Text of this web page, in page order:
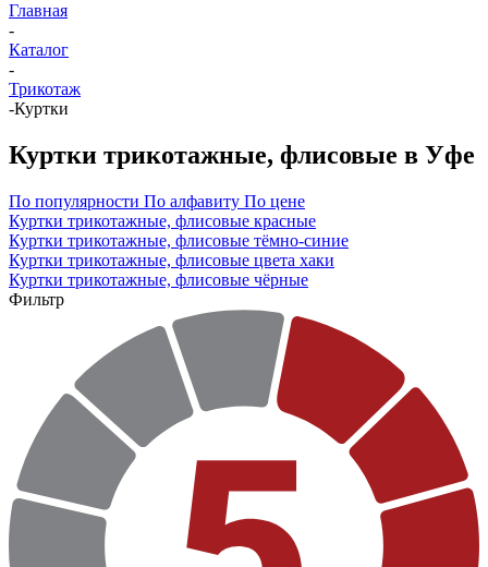
Главная
-
Каталог
-
Трикотаж
-Куртки
Куртки трикотажные, флисовые в Уфе
По популярности По алфавиту По цене
Куртки трикотажные, флисовые красные
Куртки трикотажные, флисовые тёмно-синие
Куртки трикотажные, флисовые цвета хаки
Куртки трикотажные, флисовые чёрные
Фильтр